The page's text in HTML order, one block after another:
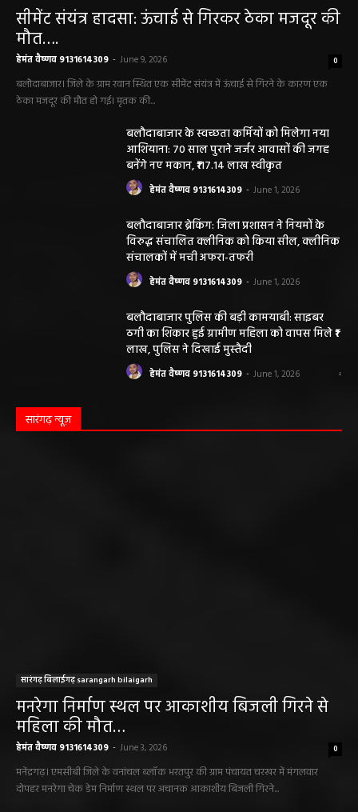
सीमेंट संयंत्र हादसा: ऊंचाई से गिरकर ठेका मजदूर की
मौत….
हेमंत वैष्णव 9131614309 - June 9, 2026 0
बलौदाबाजार। जिले के ग्राम रवान स्थित एक सीमेंट संयंत्र में ऊंचाई से गिरने के कारण एक
ठेका मजदूर की मौत हो गई। मृतक की...
बलौदाबाजार के स्वच्छता कर्मियों को मिलेगा नया
आशियाना: 70 साल पुराने जर्जर आवासों की जगह
बनेंगे नए मकान, ₹117.14 लाख स्वीकृत
हेमंत वैष्णव 9131614309 - June 1, 2026
बलौदाबाजार ब्रेकिंग: जिला प्रशासन ने नियमों के
विरुद्ध संचालित क्लीनिक को किया सील, क्लीनिक
संचालकों में मची अफरा-तफरी
हेमंत वैष्णव 9131614309 - June 1, 2026
बलौदाबाजार पुलिस की बड़ी कामयाबी: साइबर
ठगी का शिकार हुई ग्रामीण महिला को वापस मिले ₹1
लाख, पुलिस ने दिखाई मुस्तैदी
हेमंत वैष्णव 9131614309 - June 1, 2026
सारंगढ़ न्यूज़
सारंगढ़ बिलाईगढ़ sarangarh bilaigarh
मनरेगा निर्माण स्थल पर आकाशीय बिजली गिरने से
महिला की मौत…
हेमंत वैष्णव 9131614309 - June 3, 2026 0
मनेंद्रगढ़। एमसीबी जिले के वनांचल ब्लॉक भरतपुर की ग्राम पंचायत चरखर में मंगलवार
दोपहर मनरेगा चेक डेम निर्माण स्थल पर अचानक आकाशीय बिजली गिरने...